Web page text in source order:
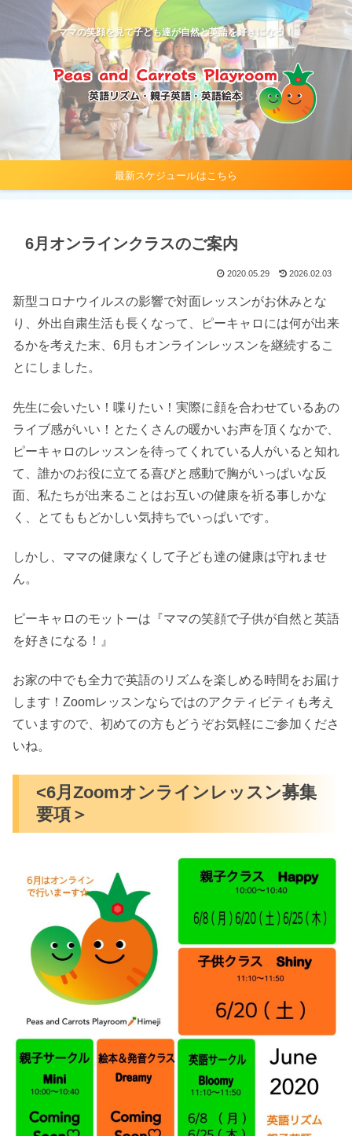
ママの笑顔を見て子ども達が自然と英語を好きになる！
最新スケジュールはこちら
6月オンラインクラスのご案内
2020.05.29 2026.02.03
新型コロナウイルスの影響で対面レッスンがお休みとな
り、外出自粛生活も長くなって、ピーキャロには何が出来
るかを考えた末、6月もオンラインレッスンを継続するこ
とにしました。
先生に会いたい！喋りたい！実際に顔を合わせているあの
ライブ感がいい！とたくさんの暖かいお声を頂くなかで、
ピーキャロのレッスンを待ってくれている人がいると知れ
て、誰かのお役に立てる喜びと感動で胸がいっぱいな反
面、私たちが出来ることはお互いの健康を祈る事しかな
く、とてももどかしい気持ちでいっぱいです。
しかし、ママの健康なくして子ども達の健康は守れませ
ん。
ピーキャロのモットーは『ママの笑顔で子供が自然と英語
を好きになる！』
お家の中でも全力で英語のリズムを楽しめる時間をお届け
します！Zoomレッスンならではのアクティビティも考え
ていますので、初めての方もどうぞお気軽にご参加くださ
いね。
<6月Zoomオンラインレッスン募集
要項＞